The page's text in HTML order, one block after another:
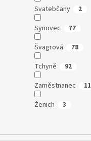
Svatebčany 2
Synovec 77
Švagrová 78
Tchyně 92
Zaměstnanec 11
Ženich 3